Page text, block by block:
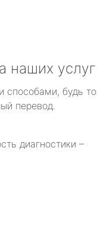
наших услуг
будь то
перевод.
диагностики –